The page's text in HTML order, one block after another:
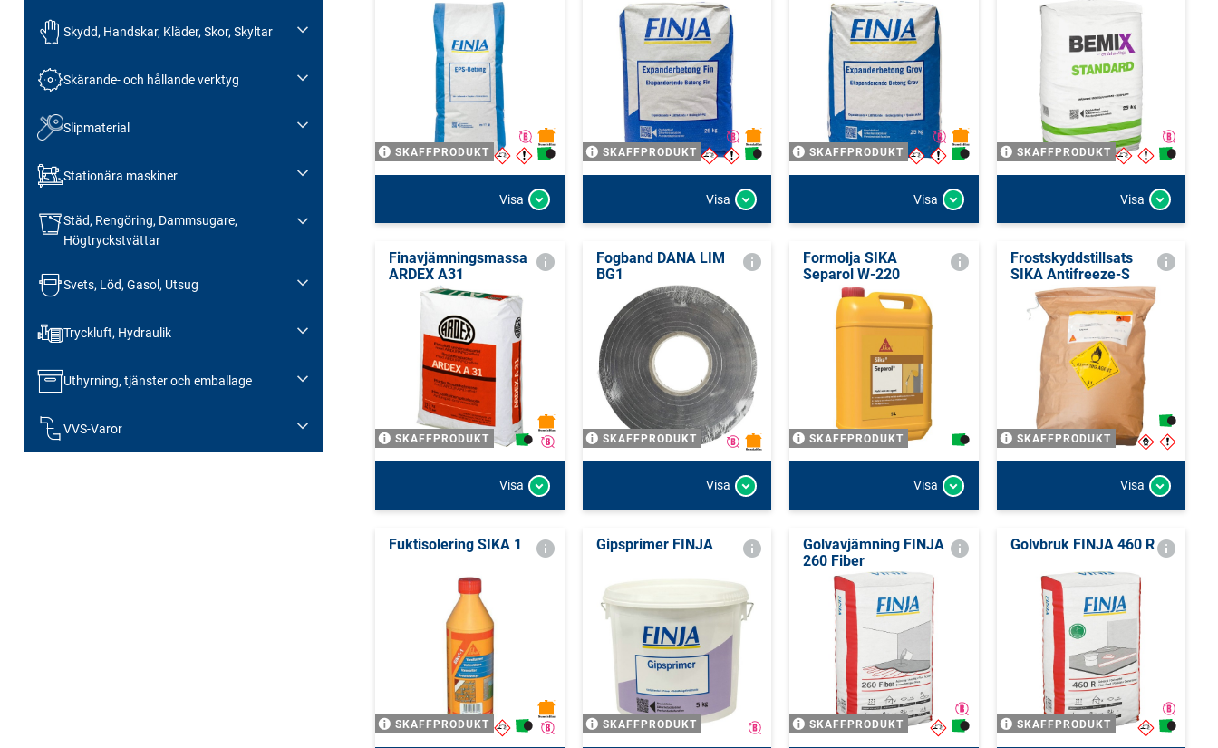
Skydd, Handskar, Kläder, Skor, Skyltar
Skärande- och hållande verktyg
Slipmaterial
Stationära maskiner
Städ, Rengöring, Dammsugare,
Högtryckstvättar
Svets, Löd, Gasol, Utsug
Tryckluft, Hydraulik
Uthyrning, tjänster och emballage
VVS-Varor
SKAFFPRODUKT
Visa
SKAFFPRODUKT
Visa
SKAFFPRODUKT
Visa
SKAFFPRODUKT
Visa
Finavjämningsmassa
ARDEX A31
SKAFFPRODUKT
Visa
Fogband DANA LIM
BG1
SKAFFPRODUKT
Visa
Formolja SIKA
Separol W-220
SKAFFPRODUKT
Visa
Frostskyddstillsats
SIKA Antifreeze-S
SKAFFPRODUKT
Visa
Fuktisolering SIKA 1
SKAFFPRODUKT
Gipsprimer FINJA
SKAFFPRODUKT
Golvavjämning FINJA
260 Fiber
SKAFFPRODUKT
Golvbruk FINJA 460 R
SKAFFPRODUKT